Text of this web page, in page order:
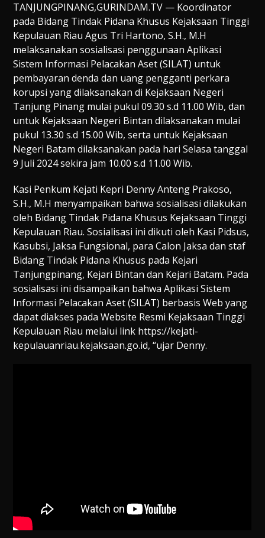
TANJUNGPINANG,GURINDAM.TV — Koordinator
pada Bidang Tindak Pidana Khusus Kejaksaan Tinggi
Kepulauan Riau Agus Tri Hartono, S.H., M.H
melaksanakan sosialisasi penggunaan Aplikasi
Sistem Informasi Pelacakan Aset (SILAT) untuk
pembayaran denda dan uang pengganti perkara
korupsi yang dilaksanakan di Kejaksaan Negeri
Tanjung Pinang mulai pukul 09.30 s.d 11.00 Wib, dan
untuk Kejaksaan Negeri Bintan dilaksanakan mulai
pukul 13.30 s.d 15.00 Wib, serta untuk Kejaksaan
Negeri Batam dilaksanakan pada hari Selasa tanggal
9 Juli 2024 sekira jam 10.00 s.d 11.00 Wib.
Kasi Penkum Kejati Kepri Denny Anteng Prakoso,
S.H., M.H menyampaikan bahwa sosialisasi dilakukan
oleh Bidang Tindak Pidana Khusus Kejaksaan Tinggi
Kepulauan Riau. Sosialisasi ini dikuti oleh Kasi Pidsus,
Kasubsi, Jaksa Fungsional, para Calon Jaksa dan staf
Bidang Tindak Pidana Khusus pada Kejari
Tanjungpinang, Kejari Bintan dan Kejari Batam. Pada
sosialisasi ini disampaikan bahwa Aplikasi Sistem
Informasi Pelacakan Aset (SILAT) berbasis Web yang
dapat diakses pada Website Resmi Kejaksaan Tinggi
Kepulauan Riau melalui link https://kejati-
kepulauanriau.kejaksaan.go.id, “ujar Denny.